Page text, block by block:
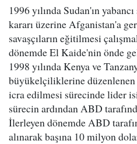
1996 yılında Sudan'ın
kararı üzerine Afganistan'a
savaşçıların eğitilmesi
dönemde El Kaide'nin önde
1998 yılında Kenya ve
büyükelçiliklerine düzenlenen
icra edilmesi sürecinde lider
sürecin ardından ABD
İlerleyen dönemde ABD
alınarak başına 10 milyon